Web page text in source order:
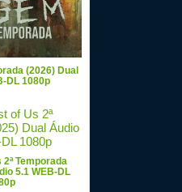
(2026) Dual
DL 1080p
Temporada
5.1 WEB-DL